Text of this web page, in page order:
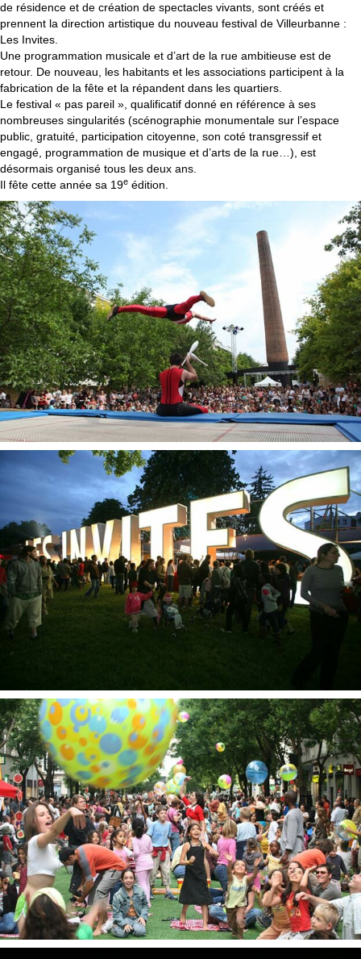
de résidence et de création de spectacles vivants, sont créés et
prennent la direction artistique du nouveau festival de Villeurbanne :
Les Invites.
Une programmation musicale et d’art de la rue ambitieuse est de
retour. De nouveau, les habitants et les associations participent à la
fabrication de la fête et la répandent dans les quartiers.
Le festival « pas pareil », qualificatif donné en référence à ses
nombreuses singularités (scénographie monumentale sur l’espace
public, gratuité, participation citoyenne, son coté transgressif et
engagé, programmation de musique et d’arts de la rue…), est
désormais organisé tous les deux ans.
Il fête cette année sa 19e édition.